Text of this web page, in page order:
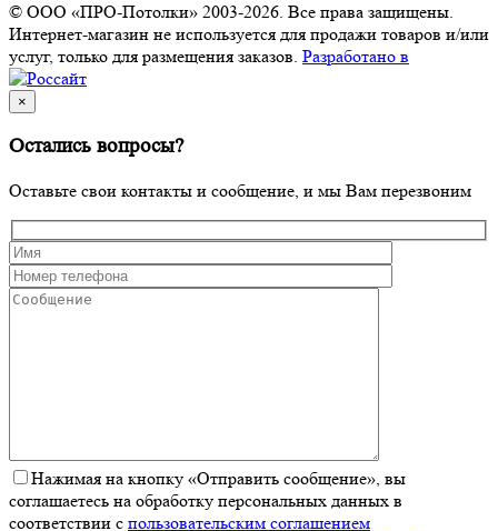
© ООО «ПРО-Потолки» 2003-2026. Все права защищены.
Интернет-магазин не используется для продажи товаров и/или
услуг, только для размещения заказов. Разработано в
×
Остались вопросы?
Оставьте свои контакты и сообщение, и мы Вам перезвоним
Нажимая на кнопку «Отправить сообщение», вы
соглашаетесь на обработку персональных данных в
соответствии с пользовательским соглашением